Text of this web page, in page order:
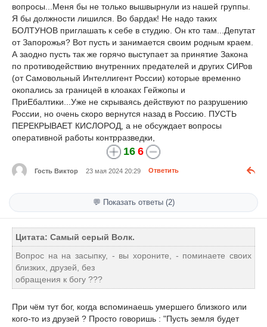
вопросы...Меня бы не только вышвырнули из нашей группы.
Я бы должности лишился. Во бардак! Не надо таких
БОЛТУНОВ приглашать к себе в студию. Он кто там...Депутат
от Запорожья? Вот пусть и занимается своим родным краем.
А заодно пусть так же горячо выступает за принятие Закона
по противодействию внутренних предателей и других СИРов
(от Самовольный Интеллигент России) которые временно
окопались за границей в клоаках Гейжопы и
ПриЕбалтики...Уже не скрываясь действуют по разрушению
России, но очень скоро вернутся назад в Россию. ПУСТЬ
ПЕРЕКРЫВАЕТ КИСЛОРОД, а не обсуждает вопросы
оперативной работы контрразведки,
16 6
Гость Виктор 23 мая 2024 20:29 Ответить
💬 Показать ответы (2)
Цитата: Самый серый Волк.
Bопрос на на засыпку, - вы хороните, - поминаете своих
близких, друзей, без
обращения к богу ???
При чём тут бог, когда вспоминаешь умершего близкого или
кого-то из друзей ? Просто говоришь : "Пусть земля будет